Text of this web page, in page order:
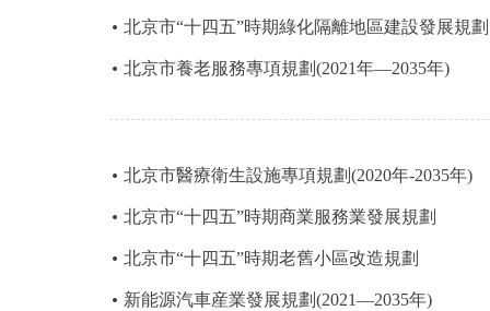
仲介服務
政民互動
北京市“十四五”時期綠化隔離地區建設發展規劃
北京市養老服務專項規劃(2021年—2035年)
北京市醫療衛生設施專項規劃(2020年-2035年)
北京市“十四五”時期商業服務業發展規劃
北京市“十四五”時期老舊小區改造規劃
新能源汽車産業發展規劃(2021—2035年)